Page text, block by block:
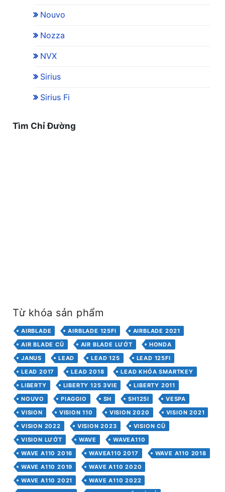
Nouvo
Nozza
NVX
Sirius
Sirius Fi
Tìm Chỉ Đường
Từ khóa sản phẩm
AIRBLADE AIRBLADE 125FI
AIRBLADE 2021
AIR BLADE CŨ
AIR BLADE LƯỚT
HONDA
JANUS
LEAD LEAD 125
LEAD 125FI
LEAD 2017
LEAD 2018
LEAD KHÓA SMARTKEY
LIBERTY
LIBERTY 125 3VIE
LIBERTY 2011
NOUVO
PIAGGIO SH SH125I
VESPA
VISION
VISION 110 VISION 2020
VISION 2021
VISION 2022
VISION 2023
VISION CŨ
VISION LƯỚT
WAVE
WAVEA110
WAVE A110 2016
WAVEA110 2017
WAVE A110 2018
WAVE A110 2019
WAVE A110 2020
WAVE A110 2021
WAVE A110 2022